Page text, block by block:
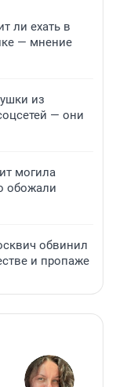
ли ехать в
— мнение
из
— они
могила
обожали
обвинил
и пропаже